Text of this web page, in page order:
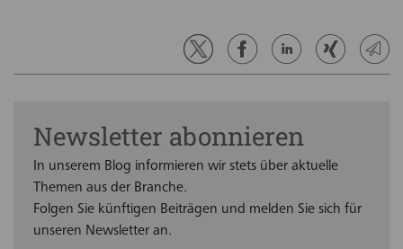
Newsletter abonnieren
In unserem Blog informieren wir stets über aktuelle
Themen aus der Branche.
Folgen Sie künftigen Beiträgen und melden Sie sich für
unseren Newsletter an.